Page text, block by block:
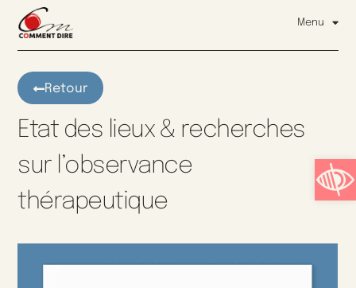
Ouvrir
Menu
Retour
Etat des lieux & recherches
sur l’observance
thérapeutique